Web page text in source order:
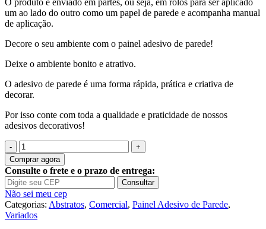
R$358.00.R$338.00.
um ao lado do outro como um papel de parede e acompanha manual
de aplicação.
Decore o seu ambiente com o painel adesivo de parede!
Deixe o ambiente bonito e atrativo.
O adesivo de parede é uma forma rápida, prática e criativa de
decorar.
Por isso conte com toda a qualidade e praticidade de nossos
adesivos decorativos!
Quantidade
de
Painel
Adesivo
Escolar
Quadro
Negro
GG578
Comprar agora
Consulte o frete e o prazo de entrega:
Consultar
Não sei meu cep
Categorias: Abstratos, Comercial, Painel Adesivo de Parede,
Variados